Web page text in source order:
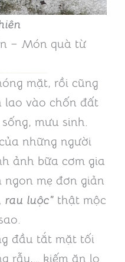
– Món quà từ
mặt, rồi cũng
lao vào chốn đất
mưu sinh.
những người
ảnh bữa cơm gia
ngon mẹ đơn giản
rau luộc” thật mộc
đầu tắt mặt tối
rẫy,… kiếm ăn lo